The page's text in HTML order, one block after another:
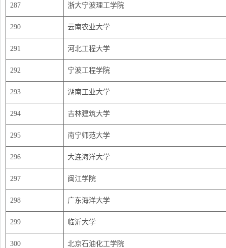
287 浙大宁波理工学院
290 云南农业大学
291 河北工程大学
292 宁波工程学院
293 湖南工业大学
294 吉林建筑大学
295 南宁师范大学
296 大连海洋大学
297 闽江学院
298 广东海洋大学
299 临沂大学
300 北京石油化工学院